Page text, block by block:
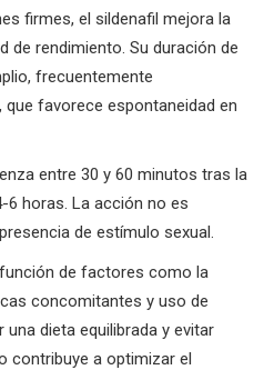
firmes, el sildenafil mejora la
de rendimiento. Su duración de
frecuentemente
que favorece espontaneidad en
entre 30 y 60 minutos tras la
6 horas. La acción no es
de estímulo sexual.
de factores como la
concomitantes y uso de
dieta equilibrada y evitar
contribuye a optimizar el